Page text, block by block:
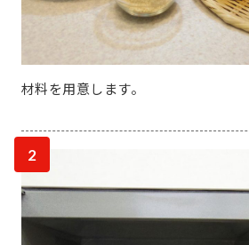
材料を用意します。
2